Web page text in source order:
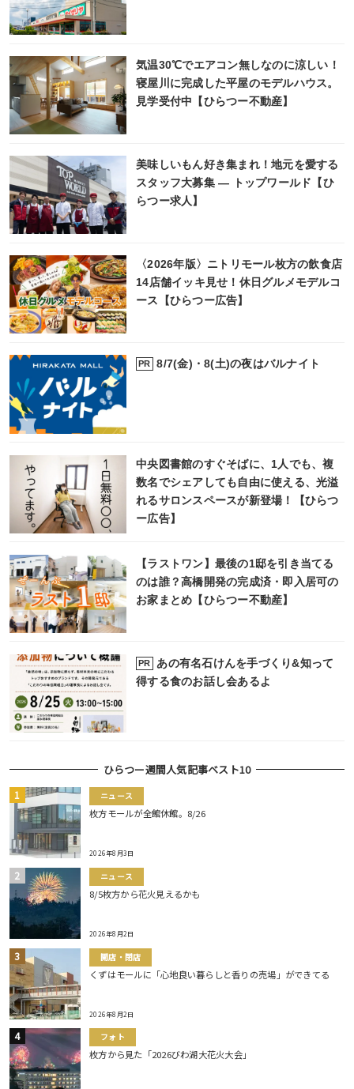
気温30℃でエアコン無しなのに涼しい！
寝屋川に完成した平屋のモデルハウス。
見学受付中【ひらつー不動産】
美味しいもん好き集まれ！地元を愛する
スタッフ大募集 ― トップワールド【ひ
らつー求人】
〈2026年版〉ニトリモール枚方の飲食店
14店舗イッキ見せ！休日グルメモデルコ
ース【ひらつー広告】
PR 8/7(金)・8(土)の夜はバルナイト
中央図書館のすぐそばに、1人でも、複
数名でシェアしても自由に使える、光溢
れるサロンスペースが新登場！【ひらつ
ー広告】
【ラストワン】最後の1邸を引き当てる
のは誰？高橋開発の完成済・即入居可の
お家まとめ【ひらつー不動産】
PR
あの有名石けんを手づくり&知って
得する食のお話し会あるよ
ひらつー週間人気記事ベスト10
ニュース
枚方モールが全館休館。8/26
2026年8月3日
ニュース
8/5枚方から花火見えるかも
2026年8月2日
開店・閉店
くずはモールに「心地良い暮らしと香りの売場」ができてる
2026年8月2日
フォト
枚方から見た「2026びわ湖大花火大会」